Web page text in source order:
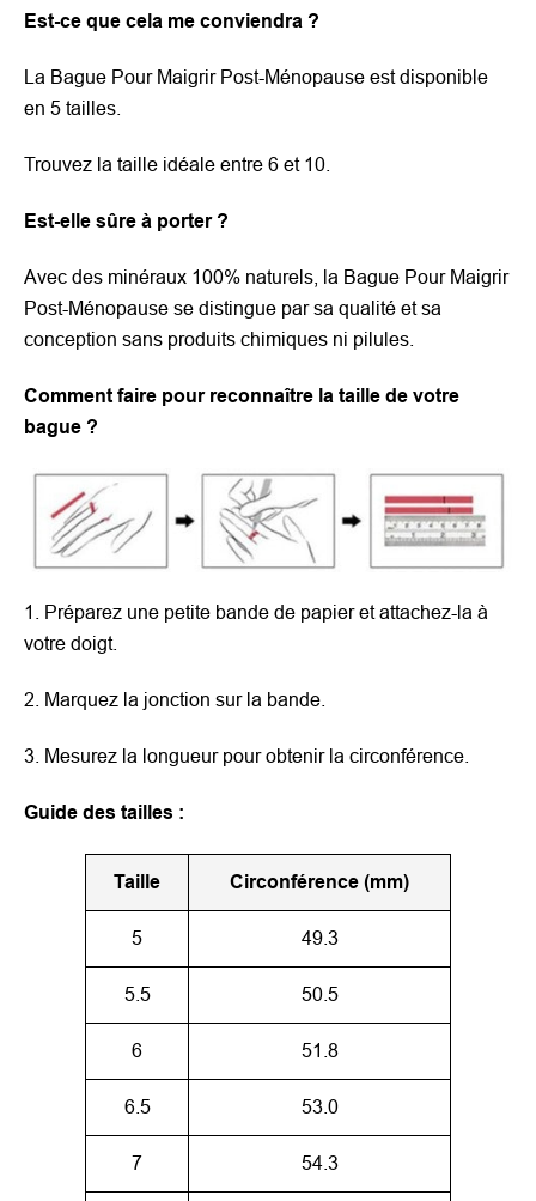
Est-ce que cela me conviendra ?
La Bague Pour Maigrir Post-Ménopause est disponible
en 5 tailles.
Trouvez la taille idéale entre 6 et 10.
Est-elle sûre à porter ?
Avec des minéraux 100% naturels, la Bague Pour Maigrir
Post-Ménopause se distingue par sa qualité et sa
conception sans produits chimiques ni pilules.
Comment faire pour reconnaître la taille de votre
bague ?
1. Préparez une petite bande de papier et attachez-la à
votre doigt.
2. Marquez la jonction sur la bande.
3. Mesurez la longueur pour obtenir la circonférence.
Guide des tailles :
Taille Circonférence (mm)
5 49.3
5.5 50.5
6 51.8
6.5 53.0
7 54.3